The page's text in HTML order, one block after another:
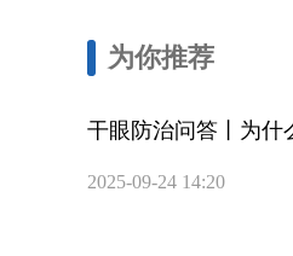
为你推荐
干眼防治问答丨为什
2025-09-24 14:20